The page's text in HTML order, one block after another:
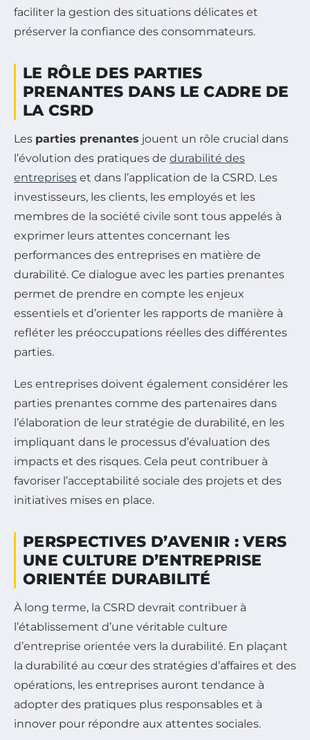
faciliter la gestion des situations délicates et
préserver la confiance des consommateurs.
LE RÔLE DES PARTIES
PRENANTES DANS LE CADRE DE
LA CSRD
Les parties prenantes jouent un rôle crucial dans
l’évolution des pratiques de durabilité des
entreprises et dans l’application de la CSRD. Les
investisseurs, les clients, les employés et les
membres de la société civile sont tous appelés à
exprimer leurs attentes concernant les
performances des entreprises en matière de
durabilité. Ce dialogue avec les parties prenantes
permet de prendre en compte les enjeux
essentiels et d’orienter les rapports de manière à
refléter les préoccupations réelles des différentes
parties.
Les entreprises doivent également considérer les
parties prenantes comme des partenaires dans
l’élaboration de leur stratégie de durabilité, en les
impliquant dans le processus d’évaluation des
impacts et des risques. Cela peut contribuer à
favoriser l’acceptabilité sociale des projets et des
initiatives mises en place.
PERSPECTIVES D’AVENIR : VERS
UNE CULTURE D’ENTREPRISE
ORIENTÉE DURABILITÉ
À long terme, la CSRD devrait contribuer à
l’établissement d’une véritable culture
d’entreprise orientée vers la durabilité. En plaçant
la durabilité au cœur des stratégies d’affaires et des
opérations, les entreprises auront tendance à
adopter des pratiques plus responsables et à
innover pour répondre aux attentes sociales.